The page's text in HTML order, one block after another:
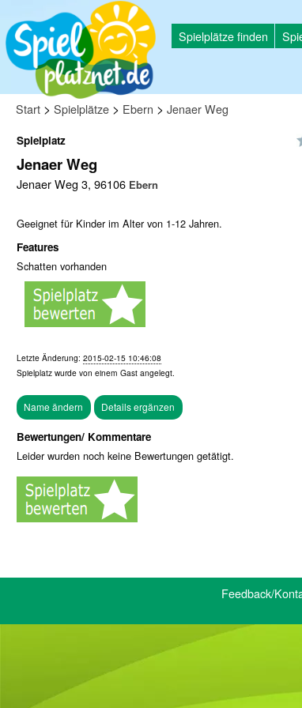
Spielplätze finden
Start > Spielplätze > Ebern > Jenaer Weg
Spielplatz
Jenaer Weg
Jenaer Weg 3, 96106 Ebern
Geeignet für Kinder im Alter von 1-12 Jahren.
Features
Schatten vorhanden
Letzte Änderung: 2015-02-15 10:46:08
Spielplatz wurde von einem Gast angelegt.
Bewertungen/ Kommentare
Leider wurden noch keine Bewertungen getätigt.
Feedback/